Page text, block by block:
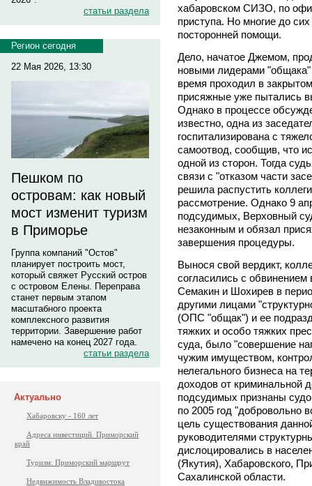
статьи раздела
Регион сегодня
22 Мая 2026, 13:30
Пешком по
островам: как новый
мост изменит туризм
в Приморье
Группа компаний "Остов"
планирует построить мост,
который свяжет Русский остров
с островом Елены. Переправа
станет первым этапом
масштабного проекта
комплексного развития
территории. Завершение работ
намечено на конец 2027 года.
статьи раздела
Актуально
Хабаровску - 160 лет
Адреса инвестиций. Приморский
край
Туризм: Приморский маршрут
Недвижимость Владивостока
хабаровском СИЗО, по
приступа. Но многие до
посторонней помощи.
Дело, начатое Джемом,
новыми лидерами
время проходил в
присяжные уже пытались
Однако в процессе
известно, одна из
госпитализирована с
самоотвод, сообщив, что
одной из сторон. Тогда
связи с "отказом части
решила распустить
рассмотрение. Однако 9
подсудимых, Верховный
незаконным и обязал
завершения процедуры.
Вынося свой вердикт,
согласились с
Семакин и Шохирев в
другими лицами
(ОПС "общак") и ее
тяжких и особо тяжких
суда, было "совершение
чужим имуществом,
нелегального бизнеса на
доходов от криминальной
подсудимых признаны
по 2005 год "добровольно
цель существования
руководителями
дислоцировались в
(Якутия), Хабаровского,
Сахалинской области.